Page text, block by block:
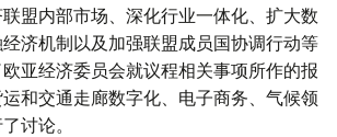
盟内部市场、深化行业一体化、扩大数
济机制以及加强联盟成员国协调行动等
亚经济委员会就议程相关事项所作的报
和交通走廊数字化、电子商务、气候领
讨论。